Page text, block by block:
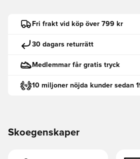
Fri frakt vid köp över 799 kr
30 dagars returrätt
Medlemmar får gratis tryck
10 miljoner nöjda kunder sedan
Skoegenskaper